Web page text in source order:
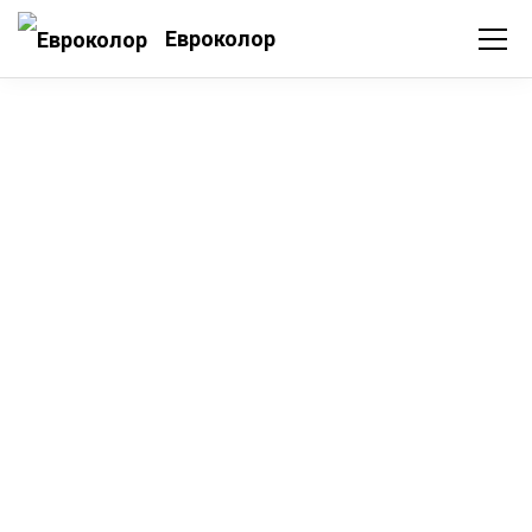
Евроколор